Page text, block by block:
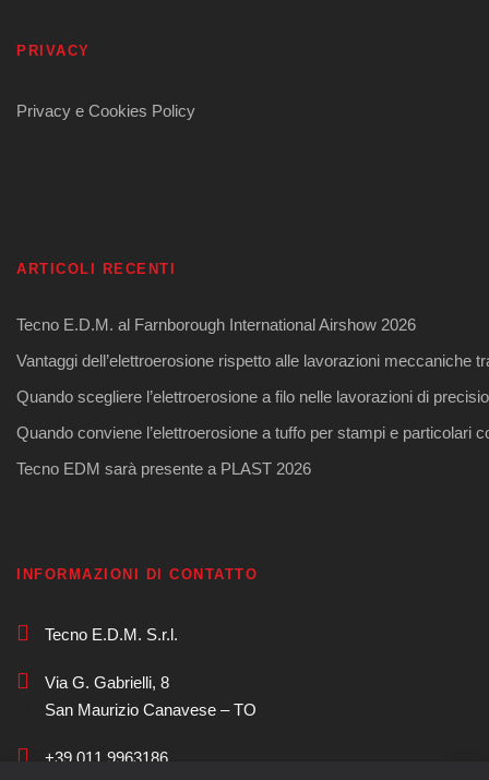
PRIVACY
Privacy e Cookies Policy
ARTICOLI RECENTI
Tecno E.D.M. al Farnborough International Airshow 2026
Vantaggi dell’elettroerosione rispetto alle lavorazioni meccaniche
Quando scegliere l’elettroerosione a filo nelle lavorazioni di
Quando conviene l’elettroerosione a tuffo per stampi e particolari
Tecno EDM sarà presente a PLAST 2026
INFORMAZIONI DI CONTATTO
Tecno E.D.M. S.r.l.
Via G. Gabrielli, 8
San Maurizio Canavese – TO
+39 011 9963186